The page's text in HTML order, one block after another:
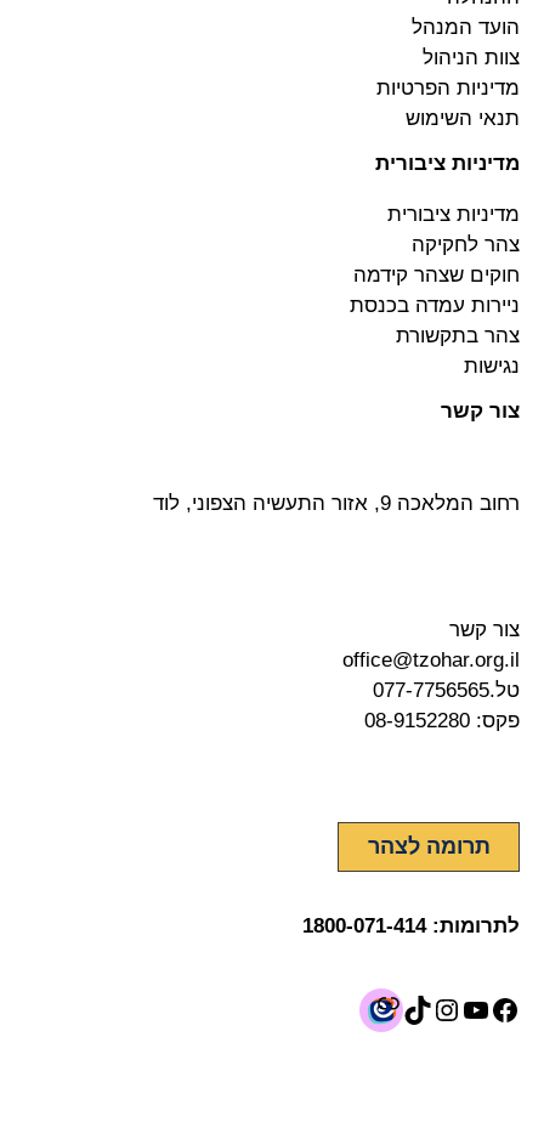
צור קשר
רחוב המלאכה 9, אזור התעשיה הצפוני, לוד
צור קשר
office@tzohar.org.il
טל.077-7756565
פקס: 08-9152280
תרומה לצהר
לתרומות:1800-071-414
Link
הועד המנהל
צוות הניהול
מדיניות הפרטיות
תנאי השימוש
מדיניות ציבורית
מדיניות ציבורית
צהר לחקיקה
חוקים שצהר קידמה
ניירות עמדה בכנסת
צהר בתקשורת
נגישות